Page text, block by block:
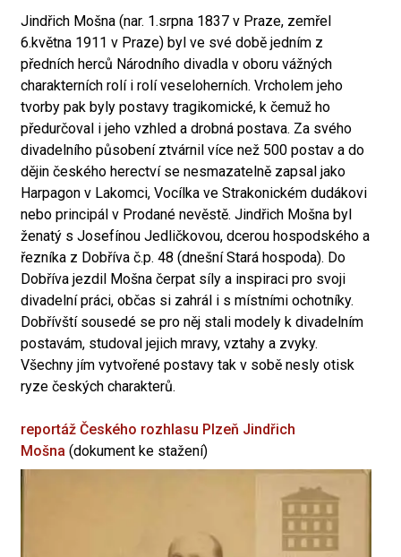
Jindřich Mošna (nar. 1.srpna 1837 v Praze, zemřel
6.května 1911 v Praze) byl ve své době jedním z
předních herců Národního divadla v oboru vážných
charakterních rolí i rolí veseloherních. Vrcholem jeho
tvorby pak byly postavy tragikomické, k čemuž ho
předurčoval i jeho vzhled a drobná postava. Za svého
divadelního působení ztvárnil více než 500 postav a do
dějin českého herectví se nesmazatelně zapsal jako
Harpagon v Lakomci, Vocílka ve Strakonickém dudákovi
nebo principál v Prodané nevěstě. Jindřich Mošna byl
ženatý s Josefínou Jedličkovou, dcerou hospodského a
řezníka z Dobříva č.p. 48 (dnešní Stará hospoda). Do
Dobříva jezdil Mošna čerpat síly a inspiraci pro svoji
divadelní práci, občas si zahrál i s místními ochotníky.
Dobřívští sousedé se pro něj stali modely k divadelním
postavám, studoval jejich mravy, vztahy a zvyky.
Všechny jím vytvořené postavy tak v sobě nesly otisk
ryze českých charakterů.
reportáž Českého rozhlasu Plzeň Jindřich
Mošna (dokument ke stažení)